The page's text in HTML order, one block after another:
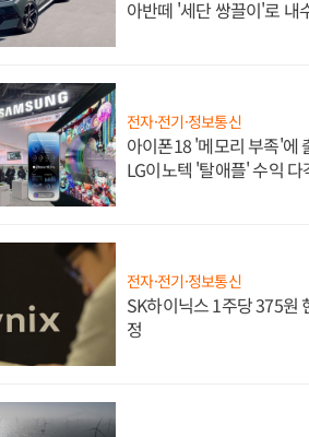
아반떼 '세단 쌍끌이'로 내
전자·전기·정보통신
아이폰18 '메모리 부족'에
LG이노텍 '탈애플' 수익 다
전자·전기·정보통신
SK하이닉스 1주당 375원
정